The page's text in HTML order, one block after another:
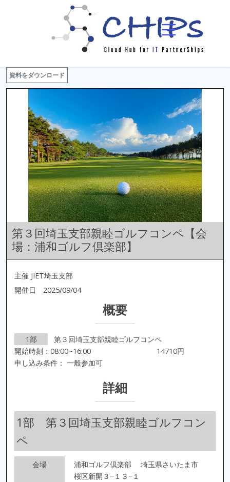
イベント詳細
資料をダウンロード
第３回埼玉支部親睦ゴルフコンペ【会
場：浦和ゴルフ倶楽部】
主催 JIET埼玉支部
開催日 2025/09/04
概要
1部
第３回埼玉支部親睦ゴルフコンペ
開始時刻：08:00~16:00
14710円
申し込み条件： 一般参加可
詳細
1部 第３回埼玉支部親睦ゴルフコン
ペ
会場 浦和ゴルフ倶楽部
埼玉県さいたま市
桜区新開３−１３−１